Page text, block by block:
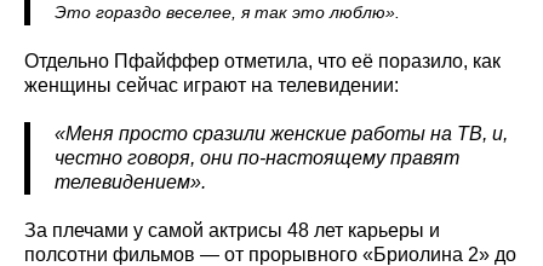
Это гораздо веселее, я так это люблю».
Отдельно Пфайффер отметила, что её поразило, как
женщины сейчас играют на телевидении:
«Меня просто сразили женские работы на ТВ, и,
честно говоря, они по-настоящему правят
телевидением».
За плечами у самой актрисы 48 лет карьеры и
полсотни фильмов — от прорывного «Бриолина 2» до